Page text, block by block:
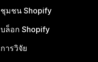
ชุมชน Shopify
บล็อก Shopify
การวิจัย